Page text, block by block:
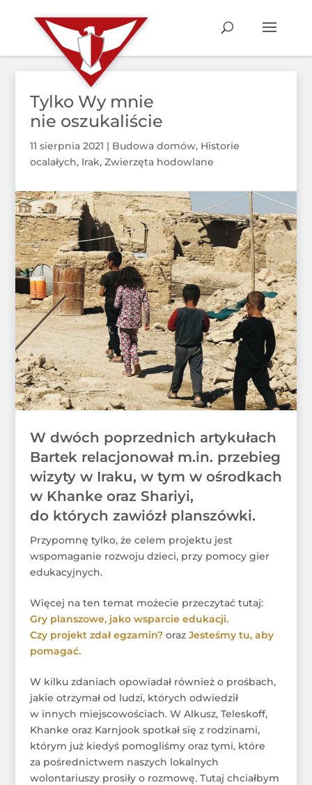
Tylko Wy mnie
nie oszukaliście
11 sierpnia 2021 | Budowa domów, Historie
ocalałych, Irak, Zwierzęta hodowlane
W dwóch poprzednich artykułach
Bartek relacjonował m.in. przebieg
wizyty w Iraku, w tym w ośrodkach
w Khanke oraz Shariyi,
do których zawiózł planszówki.
Przypomnę tylko, że celem projektu jest
wspomaganie rozwoju dzieci, przy pomocy gier
edukacyjnych.
Więcej na ten temat możecie przeczytać tutaj:
Gry planszowe, jako wsparcie edukacji.
Czy projekt zdał egzamin?oraz Jesteśmy tu, aby
pomagać.
W kilku zdaniach opowiadał również o prośbach,
jakie otrzymał od ludzi, których odwiedził
w innych miejscowościach. W Alkusz, Teleskoff,
Khanke oraz Karnjook spotkał się z rodzinami,
którym już kiedyś pomogliśmy oraz tymi, które
za pośrednictwem naszych lokalnych
wolontariuszy prosiły o rozmowę. Tutaj chciałbym